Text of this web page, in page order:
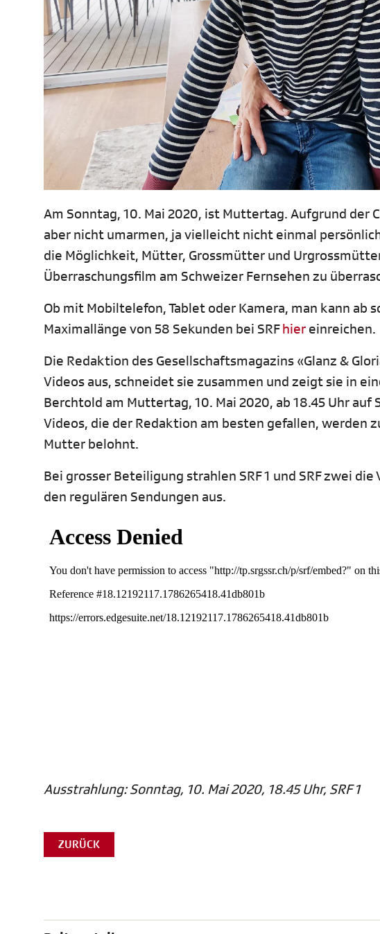
Am Sonntag, 10. Mai 2020, ist Muttertag. Aufgrund der
aber nicht umarmen, ja vielleicht nicht einmal
die Möglichkeit, Mütter, Grossmütter und
Überraschungsfilm am Schweizer Fernsehen zu
Ob mit Mobiltelefon, Tablet oder Kamera, man kann ab
Maximallänge von 58 Sekunden bei SRFhier einreichen.
Die Redaktion des Gesellschaftsmagazins «Glanz &
Videos aus, schneidet sie zusammen und zeigt sie in
Berchtold am Muttertag, 10. Mai 2020, ab 18.45 Uhr auf
Videos, die der Redaktion am besten gefallen, werden
Mutter belohnt.
Bei grosser Beteiligung strahlen SRF 1 und SRF zwei
den regulären Sendungen aus.
Ausstrahlung: Sonntag, 10. Mai 2020, 18.45 Uhr, SRF 1
ZURÜCK